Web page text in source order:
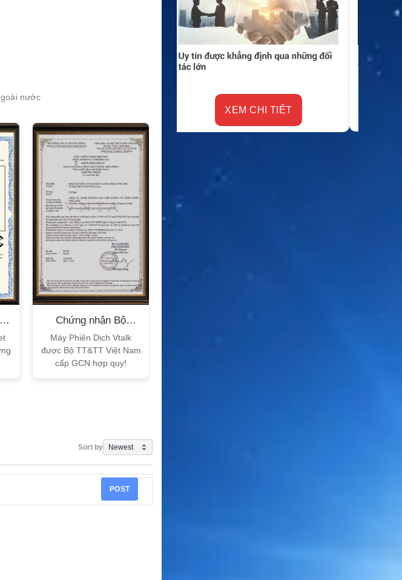
nước
Chứng nhận Bộ
TT&TT
Máy Phiên Dịch Vtalk
được Bộ TT&TT Việt Nam
cấp GCN hợp quy!
Sort by
POST
XEM CHI TIẾT